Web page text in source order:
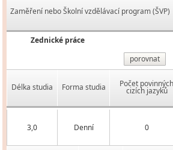
Zaměření nebo Školní vzdělávací program (ŠVP)
Zednické práce
porovnat
Délka studia Forma studia Počet povinných
cizích jazyků
3,0 Denní 0